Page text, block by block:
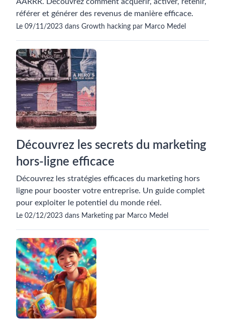
référer et générer des revenus de manière efficace.
Le 09/11/2023 dans Growth hacking par Marco Medel
Découvrez les secrets du marketing
hors-ligne efficace
Découvrez les stratégies efficaces du marketing hors
ligne pour booster votre entreprise. Un guide complet
pour exploiter le potentiel du monde réel.
Le 02/12/2023 dans Marketing par Marco Medel